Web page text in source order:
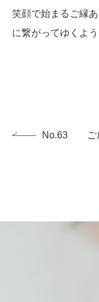
笑顔で始まるご縁
に繋がってゆくよ
No.63 ご成